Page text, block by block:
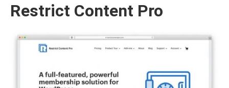
Restrict Content Pro